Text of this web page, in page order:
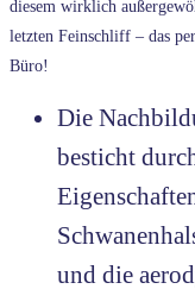
diesem wirklich
letzten Feinschliff – das
Büro!
Die
besticht
und die